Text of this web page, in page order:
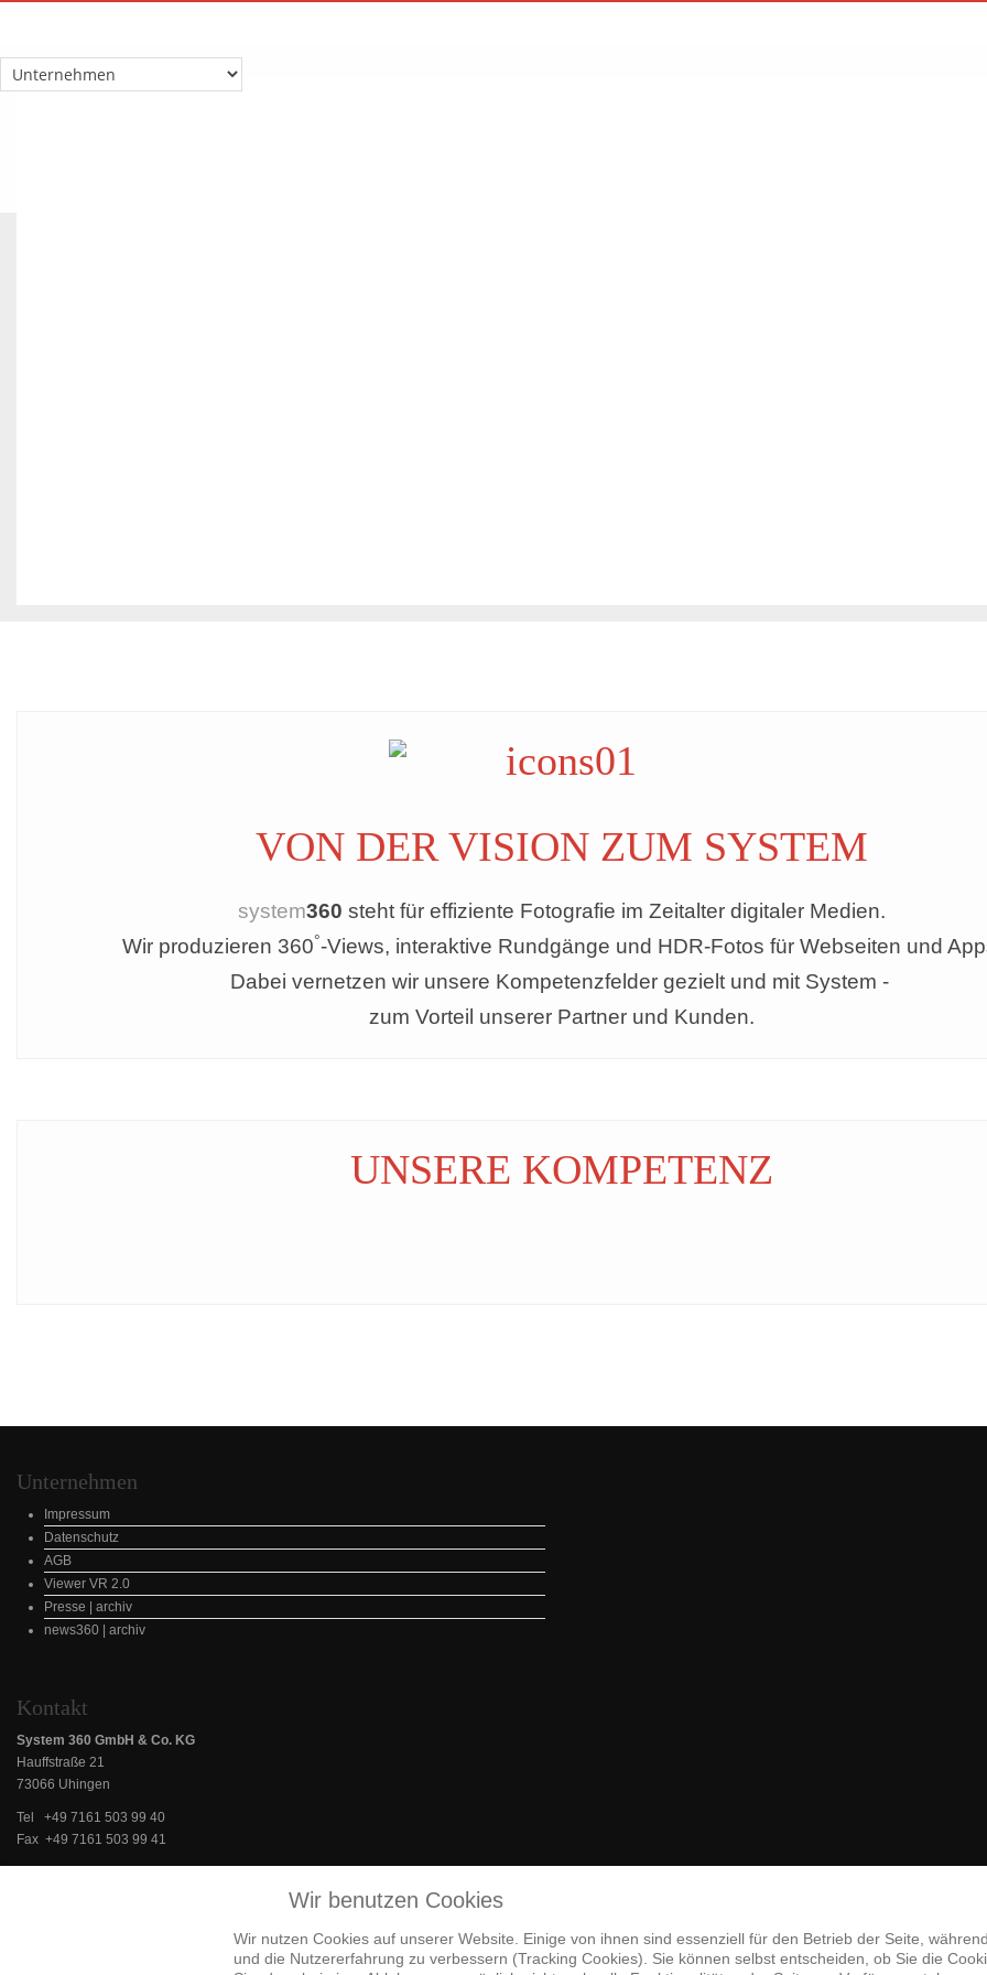
VON DER VISION ZUM SYSTEM
system360 steht für effiziente Fotografie im Zeitalter digitaler Medien.
Wir produzieren 360°-Views, interaktive Rundgänge und HDR-Fotos für Webseiten und
Dabei vernetzen wir unsere Kompetenzfelder gezielt und mit System -
zum Vorteil unserer Partner und Kunden.
UNSERE KOMPETENZ
Unternehmen
Impressum
Datenschutz
AGB
Viewer VR 2.0
Presse | archiv
news360 | archiv
Kontakt
System 360 GmbH & Co. KG
Hauffstraße 21
73066 Uhingen
Tel +49 7161 503 99 40
Fax +49 7161 503 99 41
Wir benutzen Cookies
Wir nutzen Cookies auf unserer Website. Einige von ihnen sind essenziell für den Betrieb der Seite,
und die Nutzererfahrung zu verbessern (Tracking Cookies). Sie können selbst entscheiden, ob Sie die